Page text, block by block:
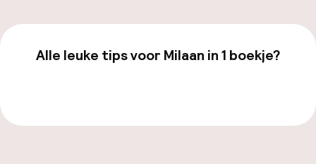
Alle leuke tips voor Milaan in 1 boekje?